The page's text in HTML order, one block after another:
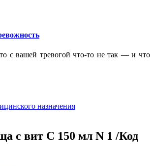
с вашей тревогой что-то не так — и что
назначения
с вит С 150 мл N 1 /Код